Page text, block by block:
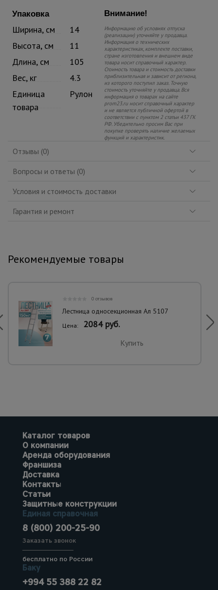
Упаковка
Ширина, см
14
Высота, см
11
Длина, см
105
Вес, кг
4.3
Единица
товара
Рулон
Внимание!
Информацию об условиях отпуска
(реализации) уточняйте у продавца.
Информация о технических
характеристиках, комплекте поставки,
стране изготовления и внешнем виде
товара носит справочный характер.
Стоимость товара и стоимость доставки
приблизительная и зависит от региона,
из которого поступил заказ. Точную
стоимость уточняйте у продавца. Вся
информация о товарах на сайте
prom23.ru носит справочный характер
и не является публичной офертой в
соответствии с пунктом 2 статьи 437 ГК
РФ. Убедительно просим Вас при
покупке проверять наличие желаемых
функций и характеристик.
Отзывы (0)
Вопросы и ответы (0)
Условия и стоимость доставки
Гарантия и ремонт
Рекомендуемые товары
0 отзывов
Лестница односекционная Ал 5107
Цена: 2084 руб.
Купить
Каталог товаров
О компании
Аренда оборудования
Франшиза
Доставка
Контакты
Статьи
Защитные конструкции
Единая справочная
8 (800) 200-25-90
Заказать звонок
бесплатно по России
Баку
+994 55 388 22 82